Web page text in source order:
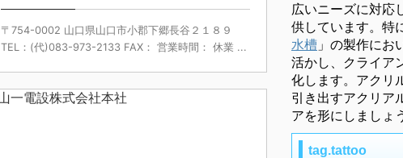
〒754-0002 山口県山口市小郡下郷長谷２１８９
TEL：(代)083-973-2133 FAX： 営業時間： 休業 ...
広いニーズに対応
供しています。特
水槽 」の製作にお
活かし、クライア
化します。アクリ
引き出すアクリア
アを形にしましょ
tag.tattoo